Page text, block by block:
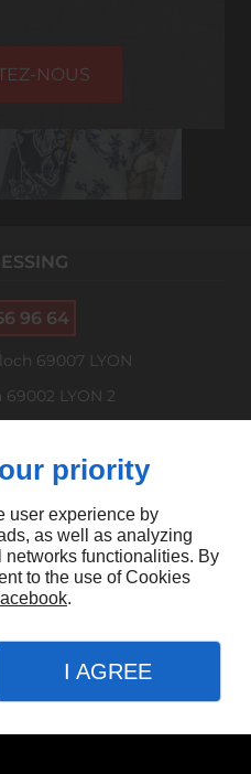
NOUS
96 64
69007 LYON
69002 LYON 2
LYON 7
12h30 / 14h - 19h
LYON 2
CONTACT
priority
user experience by
as well as analyzing
functionalities. By
to the use of Cookies
.
I AGREE